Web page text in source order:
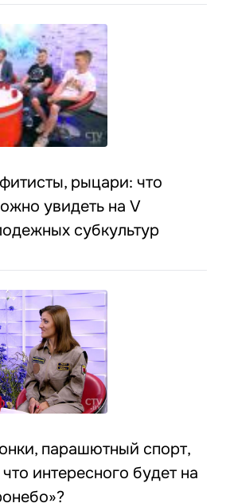
рыцари: что
увидеть на V
субкультур
парашютный спорт,
интересного будет на